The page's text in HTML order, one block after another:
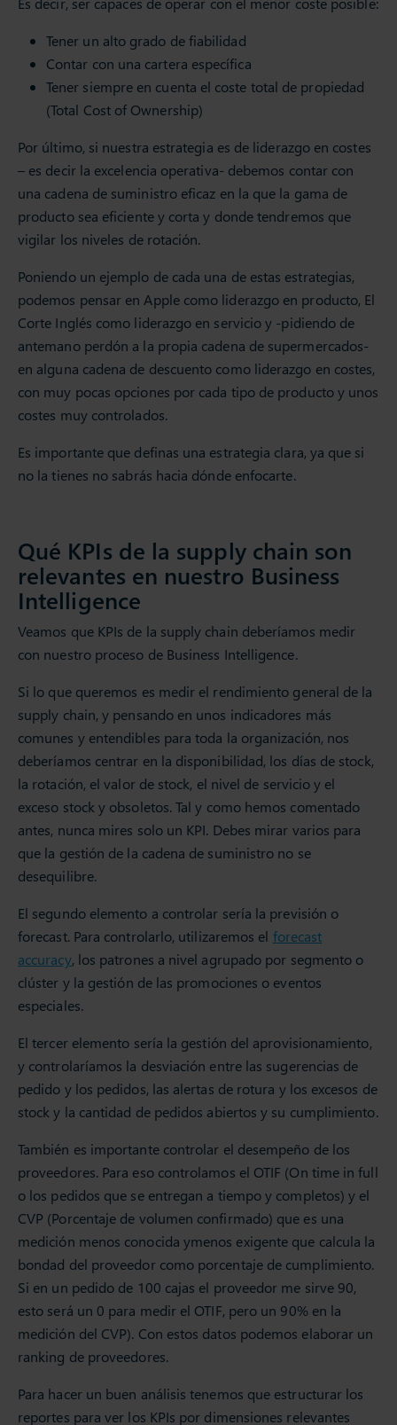
Tener un alto grado de fiabilidad
Contar con una cartera específica
Tener siempre en cuenta el coste total de propiedad
(Total Cost of Ownership)
Por último, si nuestra estrategia es de liderazgo en costes
– es decir la excelencia operativa- debemos contar con
una cadena de suministro eficaz en la que la gama de
producto sea eficiente y corta y donde tendremos que
vigilar los niveles de rotación.
Poniendo un ejemplo de cada una de estas estrategias,
podemos pensar en Apple como liderazgo en producto, El
Corte Inglés como liderazgo en servicio y -pidiendo de
antemano perdón a la propia cadena de supermercados-
en alguna cadena de descuento como liderazgo en costes,
con muy pocas opciones por cada tipo de producto y unos
costes muy controlados.
Es importante que definas una estrategia clara, ya que si
no la tienes no sabrás hacia dónde enfocarte.
Qué KPIs de la supply chain son
relevantes en nuestro Business
Intelligence
Veamos que KPIs de la supply chain deberíamos medir
con nuestro proceso de Business Intelligence.
Si lo que queremos es medir el rendimiento general de la
supply chain, y pensando en unos indicadores más
comunes y entendibles para toda la organización, nos
deberíamos centrar en la disponibilidad, los días de stock,
la rotación, el valor de stock, el nivel de servicio y el
exceso stock y obsoletos. Tal y como hemos comentado
antes, nunca mires solo un KPI. Debes mirar varios para
que la gestión de la cadena de suministro no se
desequilibre.
El segundo elemento a controlar sería la previsión o
forecast. Para controlarlo, utilizaremos el forecast
accuracy, los patrones a nivel agrupado por segmento o
clúster y la gestión de las promociones o eventos
especiales.
El tercer elemento sería la gestión del aprovisionamiento,
y controlaríamos la desviación entre las sugerencias de
pedido y los pedidos, las alertas de rotura y los excesos de
stock y la cantidad de pedidos abiertos y su cumplimiento.
También es importante controlar el desempeño de los
proveedores. Para eso controlamos el OTIF (On time in full
o los pedidos que se entregan a tiempo y completos) y el
CVP (Porcentaje de volumen confirmado) que es una
medición menos conocida ymenos exigente que calcula la
bondad del proveedor como porcentaje de cumplimiento.
Si en un pedido de 100 cajas el proveedor me sirve 90,
esto será un 0 para medir el OTIF, pero un 90% en la
medición del CVP). Con estos datos podemos elaborar un
ranking de proveedores.
Para hacer un buen análisis tenemos que estructurar los
reportes para ver los KPIs por dimensiones relevantes